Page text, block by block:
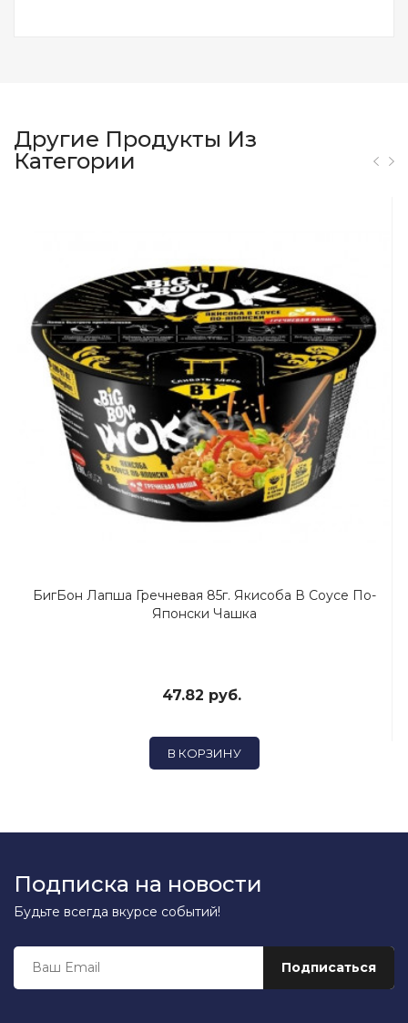
Другие Продукты Из
Категории
БигБон Лапша Гречневая 85г. Якисоба В Соусе По-
Японски Чашка
47.82 руб.
В КОРЗИНУ
Подписка на новости
Будьте всегда вкурсе событий!